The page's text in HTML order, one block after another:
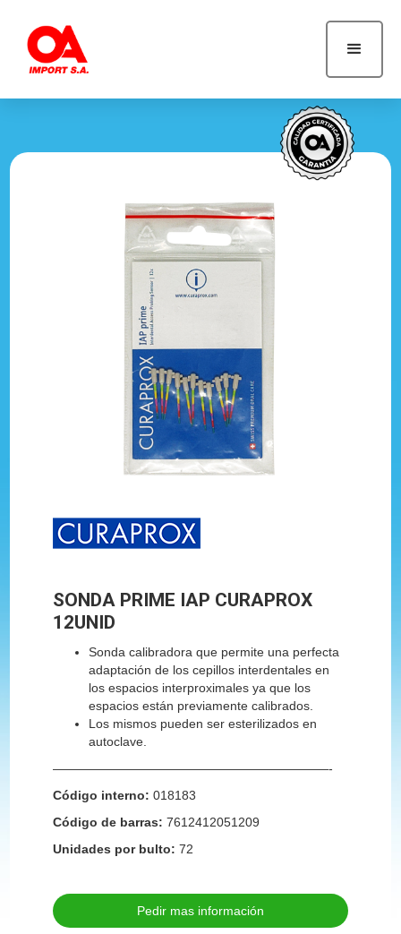
SONDA PRIME IAP CURAPROX
12UNID
Sonda calibradora que permite una perfecta
adaptación de los cepillos interdentales en
los espacios interproximales ya que los
espacios están previamente calibrados.
Los mismos pueden ser esterilizados en
autoclave.
——————————————————————-
Código interno:018183
Código de barras: 7612412051209
Unidades por bulto: 72
Pedir mas información